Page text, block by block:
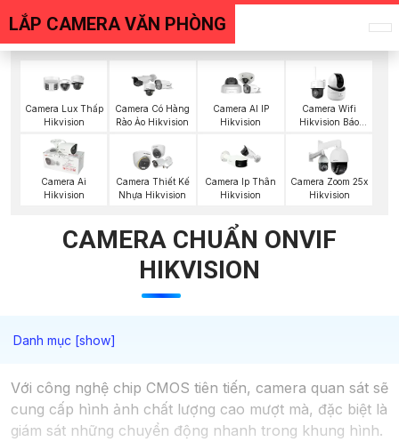
LẮP CAMERA VĂN PHÒNG
Camera Lux Thấp
Hikvision
Camera Có Hàng
Rào Ảo Hikvision
Camera AI IP
Hikvision
Camera Wifi
Hikvision Báo
Camera Ai
Hikvision
Camera Thiết Kế
Nhựa Hikvision
Camera Ip Thân
Hikvision
Camera Zoom 25x
Hikvision
CAMERA CHUẨN ONVIF
HIKVISION
Với công nghệ chip CMOS tiên tiến, camera quan sát sẽ
cung cấp hình ảnh chất lượng cao mượt mà, đặc biệt là
giám sát những chuyển động nhanh trong khung hình.